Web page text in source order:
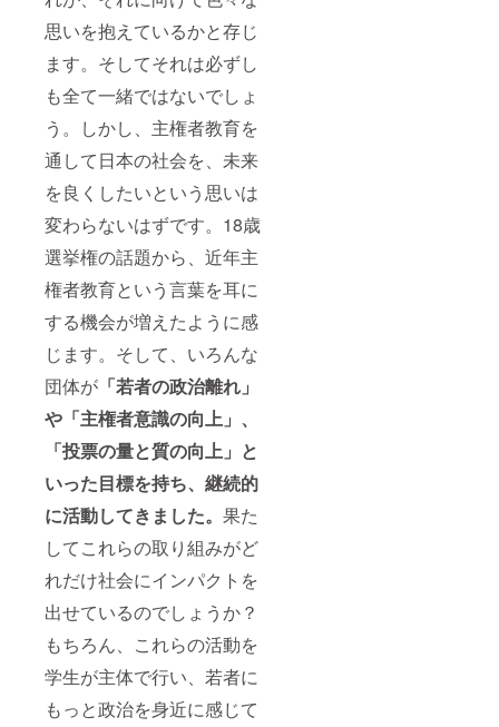
思いを抱えているかと存じ
ます。そしてそれは必ずし
も全て一緒ではないでしょ
う。しかし、主権者教育を
通して日本の社会を、未来
を良くしたいという思いは
変わらないはずです。18歳
選挙権の話題から、近年主
権者教育という言葉を耳に
する機会が増えたように感
じます。そして、いろんな
団体が 「若者の政治離れ」
や「主権者意識の向上」、
「投票の量と質の向上」と
いった目標を持ち、継続的
に活動してきました。 果た
してこれらの取り組みがど
れだけ社会にインパクトを
出せているのでしょうか？
もちろん、これらの活動を
学生が主体で行い、若者に
もっと政治を身近に感じて